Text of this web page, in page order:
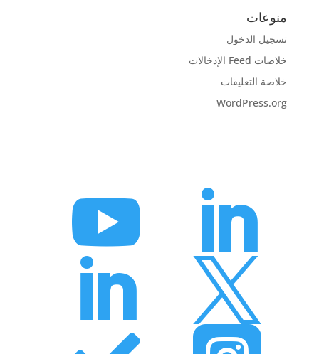
منوعات
تسجيل الدخول
خلاصات Feed الإدخالات
خلاصة التعليقات
WordPress.org



